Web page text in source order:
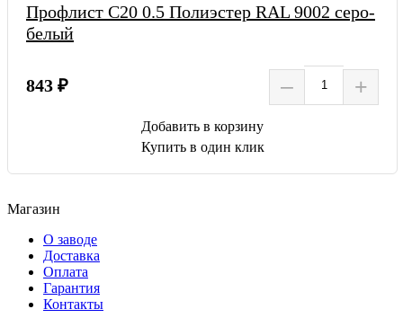
Профлист С20 0.5 Полиэстер RAL 9002 серо-
белый
843 ₽ – +
Добавить в корзину
Купить в один клик
Магазин
О заводе
Доставка
Оплата
Гарантия
Контакты